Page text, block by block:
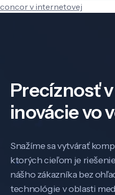
concor v internetovej
Precíznosť
inovácie vo
Snažíme sa vytvárať
ktorých cieľom je
nášho zákazníka bez
technológie v oblasti